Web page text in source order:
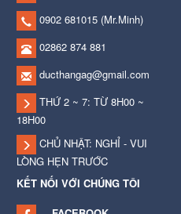
0902 681015 (Mr.Minh)
02862 874 881
ducthangag@gmail.com
THỨ 2 ~ 7: TỪ 8H00 ~
18H00
CHỦ NHẬT: NGHỈ - VUI
LÒNG HẸN TRƯỚC
KẾT NỐI VỚI CHÚNG TÔI